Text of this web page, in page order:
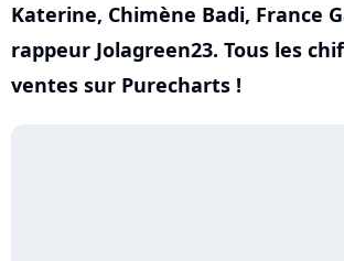
Katerine, Chimène Badi, France
rappeur Jolagreen23. Tous les
ventes sur Purecharts !